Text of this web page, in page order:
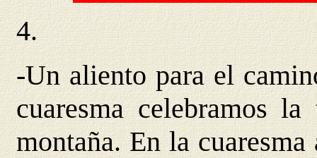
4.
-Un aliento para el
cuaresma celebramos
montaña. En la cuaresma